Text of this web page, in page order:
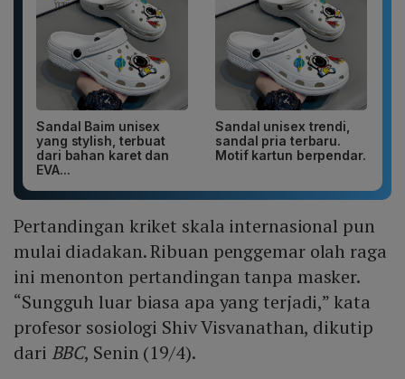
Sandal Baim unisex
yang stylish, terbuat
dari bahan karet dan
EVA...
Sandal unisex trendi,
sandal pria terbaru.
Motif kartun berpendar.
Pertandingan kriket skala internasional pun
mulai diadakan. Ribuan penggemar olah raga
ini menonton pertandingan tanpa masker.
“Sungguh luar biasa apa yang terjadi,” kata
profesor sosiologi Shiv Visvanathan, dikutip
dari BBC, Senin (19/4).